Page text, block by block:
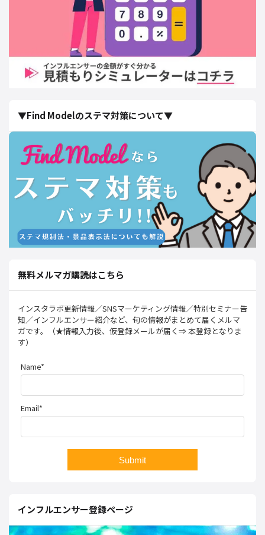
▼Find Modelのステマ対策について▼
無料メルマガ購読はこちら
インスタラボ更新情報／SNSマーケティング情報／特別セミナー告
知／インフルエンサー紹介など、旬の情報がまとめて届くメルマ
ガです。（★情報入力後、仮登録メールが届く⇒ 本登録となりま
す）
Name*
Email*
インフルエンサー登録ページ